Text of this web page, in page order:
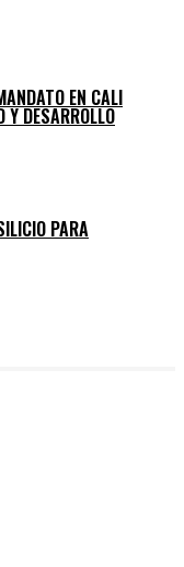
EN CALI
Y DESARROLLO
PARA